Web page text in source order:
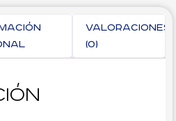
Valoraciones
(0)